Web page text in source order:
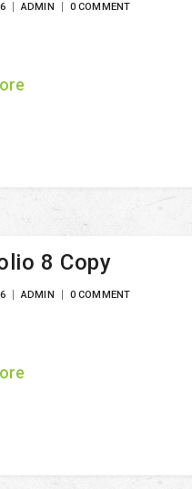
ADMIN 0 COMMENT
8 Copy
ADMIN 0 COMMENT